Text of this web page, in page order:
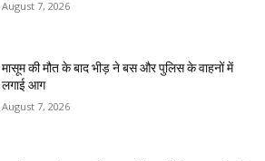
August 7, 2026
मासूम की मौत के बाद भीड़ ने बस और पुलिस के वाहनों में
लगाई आग
August 7, 2026